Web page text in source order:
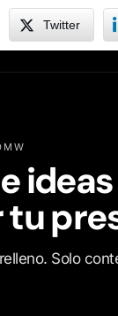
Twitter
tu
Solo